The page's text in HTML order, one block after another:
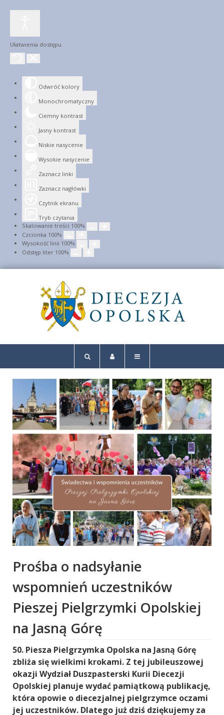
Ułatwienia dostępu
Odwróć kolory
Monochromatyczny
Ciemny kontrast
Jasny kontrast
Niskie nasycenie
Wysokie nasycenie
Zaznacz linki
Zaznacz nagłówki
Czytnik ekranu
Tryb czytania
Skalowanie treści 100%
Czcionka 100%
Wysokość linii 100%
Odstęp liter 100%
Prośba o nadsyłanie
wspomnień uczestników
Pieszej Pielgrzymki Opolskiej
na Jasną Górę
50. Piesza Pielgrzymka Opolska na Jasną Górę
zbliża się wielkimi krokami. Z tej jubileuszowej
okazji Wydział Duszpasterski Kurii Diecezji
Opolskiej planuje wydać pamiątkową publikację,
która opowie o diecezjalnej pielgrzymce oczami
jej uczestników. Dlatego już dziś dziękujemy za